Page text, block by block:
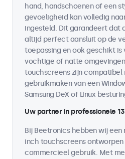
hand, handschoenen of een
gevoeligheid kan volledig
ingesteld. Dit garandeert dat
altijd perfect aansluit op de
toepassing en ook geschikt is
vochtige of natte
touchscreens zijn
gebruikmaken van een
Samsung DeX of Linux
Uw partner in professionele
Bij Beetronics hebben wij een
inch touchscreens
commercieel gebruik. Met